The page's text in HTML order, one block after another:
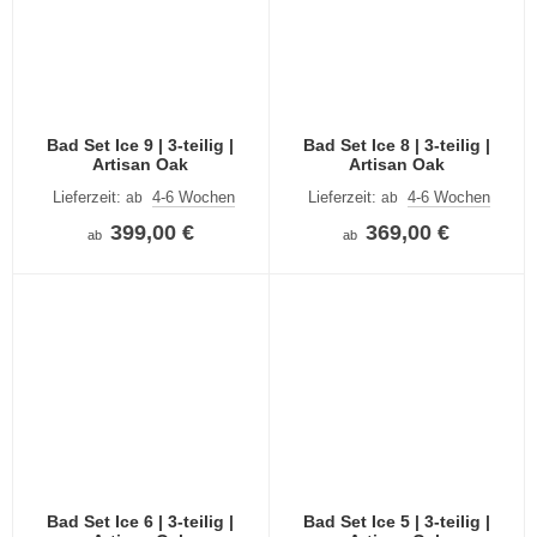
Bad Set Ice 9 | 3-teilig |
Artisan Oak
Lieferzeit: ab 4-6 Wochen
ab 399,00 €
Bad Set Ice 8 | 3-teilig |
Artisan Oak
Lieferzeit:ab 4-6 Wochen
ab 369,00 €
Bad Set Ice 6 | 3-teilig |
Bad Set Ice 5 | 3-teilig |